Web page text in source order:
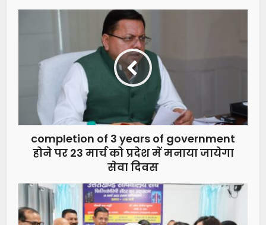
completion of 3 years of government
होने पर 23 मार्च को प्रदेश में मनाया जायेगा
सेवा दिवस